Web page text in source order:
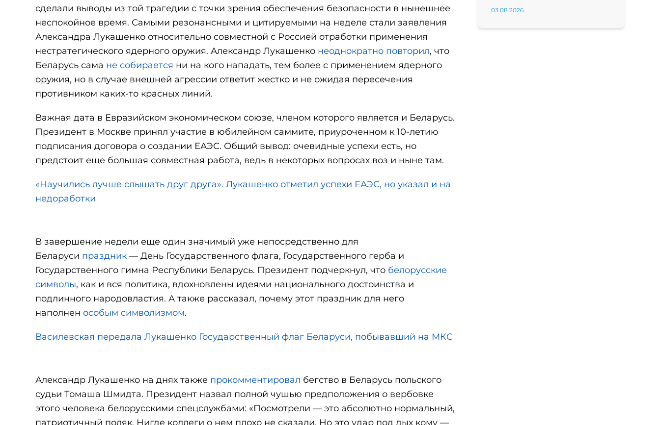
сделали выводы из той трагедии с точки зрения обеспечения безопасности в нынешнее
неспокойное время. Самыми резонансными и цитируемыми на неделе стали заявления
Александра Лукашенко относительно совместной с Россией отработки применения
нестратегического ядерного оружия. Александр Лукашенко неоднократно повторил, что
Беларусь сама не собирается ни на кого нападать, тем более с применением ядерного
оружия, но в случае внешней агрессии ответит жестко и не ожидая пересечения
противником каких-то красных линий.
Важная дата в Евразийском экономическом союзе, членом которого является и Беларусь.
Президент в Москве принял участие в юбилейном саммите, приуроченном к 10-летию
подписания договора о создании ЕАЭС. Общий вывод: очевидные успехи есть, но
предстоит еще большая совместная работа, ведь в некоторых вопросах воз и ныне там.
«Научились лучше слышать друг друга». Лукашенко отметил успехи ЕАЭС, но указал и на
недоработки
В завершение недели еще один значимый уже непосредственно для
Беларуси праздник — День Государственного флага, Государственного герба и
Государственного гимна Республики Беларусь. Президент подчеркнул, что белорусские
символы, как и вся политика, вдохновлены идеями национального достоинства и
подлинного народовластия. А также рассказал, почему этот праздник для него
наполнен особым символизмом.
Василевская передала Лукашенко Государственный флаг Беларуси, побывавший на МКС
Александр Лукашенко на днях также прокомментировал бегство в Беларусь польского
судьи Томаша Шмидта. Президент назвал полной чушью предположения о вербовке
этого человека белорусскими спецслужбами: «Посмотрели — это абсолютно нормальный,
патриотичный поляк. Нигде коллеги о нем плохо не сказали. Но это удар под дых кому —
03.08.2026